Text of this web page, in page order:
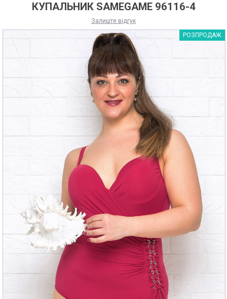
КУПАЛЬНИК SAMEGAME 96116-4
Залиште відгук
РОЗПРОДАЖ